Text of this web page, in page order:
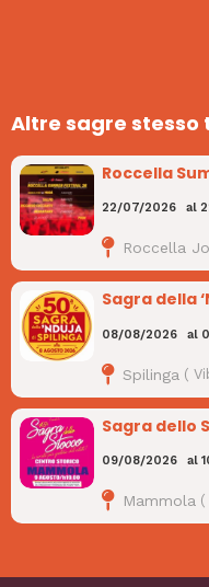
Altre sagre stesso
Roccella
22/07/2026 al
Roccella
Sagra della
08/08/2026 al
Spilinga (
Sagra dello
09/08/2026 al
Mammola (